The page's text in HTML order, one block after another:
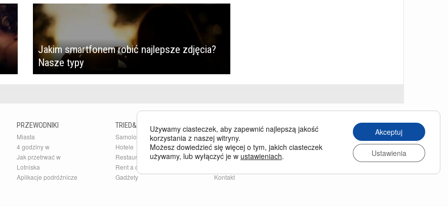
Jakim smartfonem robić najlepsze zdjęcia?
Nasze typy
PRZEWODNIKI
Miasta
4 godziny w
Jak przetrwać w
Lotniska
Aplikacje podróżnicze
TRIED&TESTED
Samoloty
Hotele
Restauracje
Rent a car
Gadżety
BUSINESS TRAVELLER
Business Traveller in English
Archiwum wydań
Prenumerata
Kontakt
Używamy ciasteczek, aby zapewnić najlepszą jakość
korzystania z naszej witryny.
Możesz dowiedzieć się więcej o tym, jakich ciasteczek
używamy, lub wyłączyć je w ustawieniach.
Akceptuj
Ustawienia